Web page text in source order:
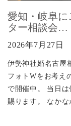
愛知・岐阜
ター相談会…
2026年7月27日
伊勢神社婚名古屋
フォトWをお考え
で開催中。 当日
賜ります。 なか